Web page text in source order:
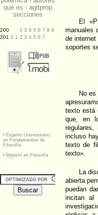
El
manuales
de
soportes
No
texto está
que, en
incluso
texto de
texto».
La
abierta
puedan
incitan al